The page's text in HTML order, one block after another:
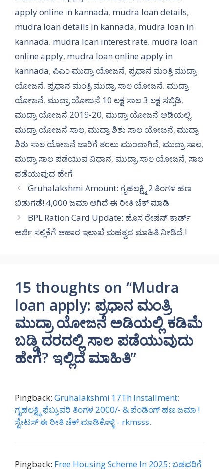
apply online in kannada, mudra loan details,
mudra loan details in kannada, mudra loan in
kannada, mudra loan interest rate, mudra loan
online apply, mudra loan online apply in
kannada, ಪಿಎಂ ಮುದ್ರಾ ಯೋಜನೆ, ಪ್ರಧಾನ ಮಂತ್ರಿ ಮುದ್ರಾ
ಯೋಜನೆ, ಪ್ರಧಾನ ಮಂತ್ರಿ ಮುದ್ರಾ ಸಾಲ ಯೋಜನೆ, ಮುದ್ರಾ
ಯೋಜನೆ, ಮುದ್ರಾ ಯೋಜನೆ 10 ಲಕ್ಷ ಸಾಲ 3 ಲಕ್ಷ ಸಬ್ಸಿಡಿ,
ಮುದ್ರಾ ಯೋಜನೆ 2019-20, ಮುದ್ರಾ ಯೋಜನೆ ಅಡಿಯಲ್ಲಿ,
ಮುದ್ರಾ ಯೋಜನೆ ಸಾಲ, ಮುದ್ರಾ ಶಿಶು ಸಾಲ ಯೋಜನೆ, ಮುದ್ರಾ
ಶಿಶು ಸಾಲ ಯೋಜನೆ ಜಾರಿಗೆ ತರಲು ಮುಂದಾಗಿದೆ, ಮುದ್ರಾ ಸಾಲ,
ಮುದ್ರಾ ಸಾಲ ಪಡೆಯುವ ವಿಧಾನ, ಮುದ್ರಾ ಸಾಲ ಯೋಜನೆ, ಸಾಲ
ಪಡೆಯುವುದ ಹೇಗೆ
Gruhalakshmi Amount: ಗೃಹಲಕ್ಷ್ಮಿ 2 ತಿಂಗಳ ಹಣ
ಬಿಡುಗಡೆ! 4,000 ಜಮಾ ಆಗಿದೆ ಈ ರೀತಿ ಚೆಕ್ ಮಾಡಿ
BPL Ration Card Update: ಹೊಸ ರೇಷನ್ ಕಾರ್ಡ್
ಅರ್ಜಿ ಸಲ್ಲಿಕೆಗೆ ಆಹಾರ ಇಲಾಖೆ ಮಹತ್ವದ ಮಾಹಿತಿ ನೀಡಿದೆ.!
15 thoughts on “Mudra
loan apply: ಪ್ರಧಾನ ಮಂತ್ರಿ
ಮುದ್ರಾ ಯೋಜನೆ ಅಡಿಯಲ್ಲಿ ಕಡಿಮೆ
ಬಡ್ಡಿ ದರದಲ್ಲಿ ಸಾಲ ಪಡೆಯುವುದು
ಹೇಗೆ? ಇಲ್ಲಿದೆ ಮಾಹಿತಿ”
Pingback: Gruhalakshmi 17Th Installment:
ಗೃಹಲಕ್ಷ್ಮಿ ಫೆಬ್ರುವರಿ ತಿಂಗಳ 2000/- & ಪೆಂಡಿಂಗ್ ಹಣ ಜಮಾ.!
ಸ್ಟೇಟಸ್ ಈ ರೀತಿ ಚೆಕ್ ಮಾಡಿಕೊಳ್ಳಿ - rkmsss.
Pingback: Free Housing Scheme In 2025: ಬಡವರಿಗೆ